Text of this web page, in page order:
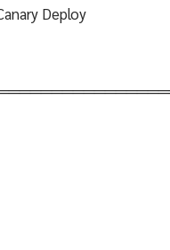
Deploy